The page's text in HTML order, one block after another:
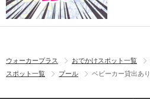
ウォーカープラス おでかけスポット一覧
スポット一覧
プール ベビーカー貸出あり